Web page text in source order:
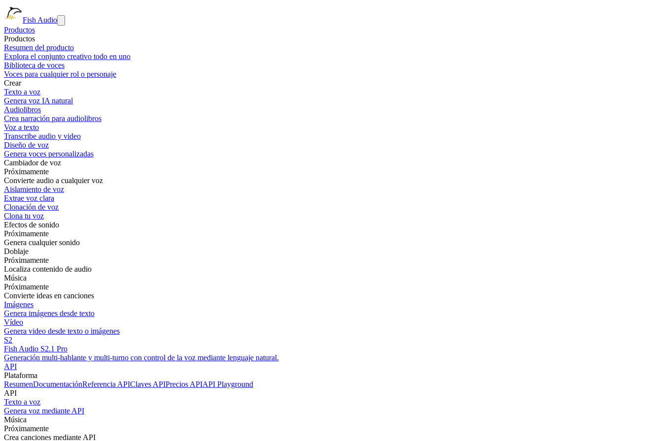
Fish Audio
Productos
Productos
Resumen del producto
Explora el conjunto creativo todo en uno
Biblioteca de voces
Voces para cualquier rol o personaje
Crear
Texto a voz
Genera voz IA natural
Audiolibros
Crea narración para audiolibros
Voz a texto
Transcribe audio y video
Diseño de voz
Genera voces personalizadas
Cambiador de voz
Próximamente
Convierte audio a cualquier voz
Aislamiento de voz
Extrae voz clara
Clonación de voz
Clona tu voz
Efectos de sonido
Próximamente
Genera cualquier sonido
Doblaje
Próximamente
Localiza contenido de audio
Música
Próximamente
Convierte ideas en canciones
Imágenes
Genera imágenes desde texto
Vídeo
Genera video desde texto o imágenes
S2
Fish Audio S2.1 Pro
Generación multi-hablante y multi-turno con control de la voz mediante lenguaje natural.
API
Plataforma
ResumenDocumentaciónReferencia APIClaves APIPrecios APIAPI Playground
API
Texto a voz
Genera voz mediante API
Música
Próximamente
Crea canciones mediante API